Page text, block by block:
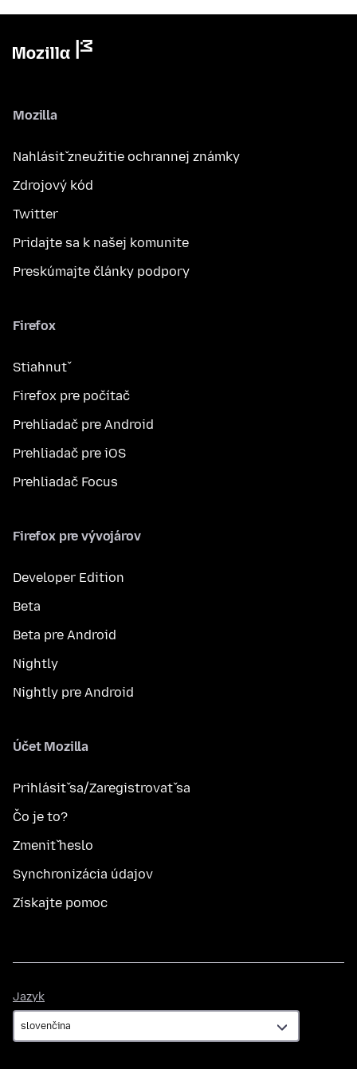
Mozilla
Nahlásiť zneužitie ochrannej známky
Zdrojový kód
Twitter
Pridajte sa k našej komunite
Preskúmajte články podpory
Firefox
Stiahnuť
Firefox pre počítač
Prehliadač pre Android
Prehliadač pre iOS
Prehliadač Focus
Firefox pre vývojárov
Developer Edition
Beta
Beta pre Android
Nightly
Nightly pre Android
Účet Mozilla
Prihlásiť sa/Zaregistrovať sa
Čo je to?
Zmeniť heslo
Synchronizácia údajov
Získajte pomoc
Jazyk